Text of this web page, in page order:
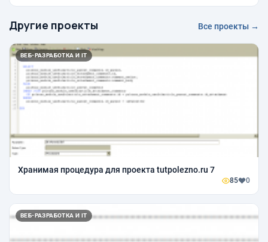
Другие проекты Все проекты →
ВЕБ-РАЗРАБОТКА И IT
Хранимая процедура для проекта tutpolezno.ru 7
85 0
ВЕБ-РАЗРАБОТКА И IT